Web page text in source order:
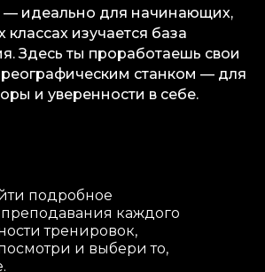
— идеально для начинающих,
классах изучается база
Здесь ты проработаешь свои
станком — для
и уверенности в себе.
подробное
каждого
тренировок,
и выбери то,